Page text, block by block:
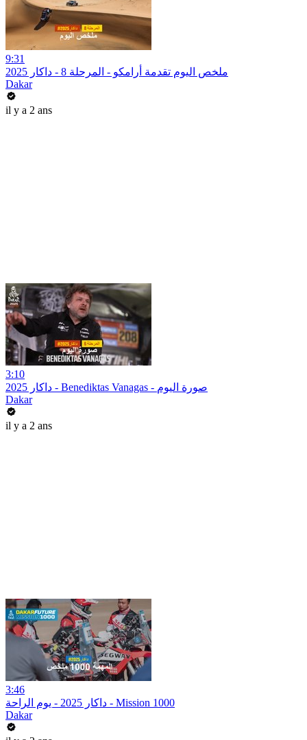
9:31
ملخص اليوم تقدمة أرامكو - المرحلة 8 - داكار 2025
Dakar
il y a 2 ans
3:10
داكار 2025 - Benediktas Vanagas - صورة اليوم
Dakar
il y a 2 ans
3:46
داكار 2025 - يوم الراحة - Mission 1000
Dakar